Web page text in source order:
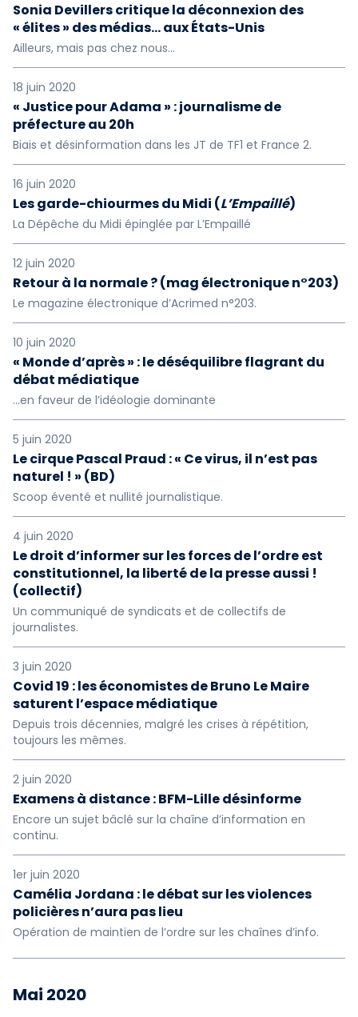
Sonia Devillers critique la déconnexion des
« élites » des médias… aux États-Unis
Ailleurs, mais pas chez nous...
18 juin 2020
« Justice pour Adama » : journalisme de
préfecture au 20h
Biais et désinformation dans les JT de TF1 et France 2.
16 juin 2020
Les garde-chiourmes du Midi (L’Empaillé)
La Dépêche du Midi épinglée par L’Empaillé
12 juin 2020
Retour à la normale ? (mag électronique n°203)
Le magazine électronique d’Acrimed n°203.
10 juin 2020
« Monde d’après » : le déséquilibre flagrant du
débat médiatique
…en faveur de l’idéologie dominante
5 juin 2020
Le cirque Pascal Praud : « Ce virus, il n’est pas
naturel ! » (BD)
Scoop éventé et nullité journalistique.
4 juin 2020
Le droit d’informer sur les forces de l’ordre est
constitutionnel, la liberté de la presse aussi !
(collectif)
Un communiqué de syndicats et de collectifs de
journalistes.
3 juin 2020
Covid 19 : les économistes de Bruno Le Maire
saturent l’espace médiatique
Depuis trois décennies, malgré les crises à répétition,
toujours les mêmes.
2 juin 2020
Examens à distance : BFM-Lille désinforme
Encore un sujet bâclé sur la chaîne d’information en
continu.
1er juin 2020
Camélia Jordana : le débat sur les violences
policières n’aura pas lieu
Opération de maintien de l’ordre sur les chaînes d’info.
Mai 2020